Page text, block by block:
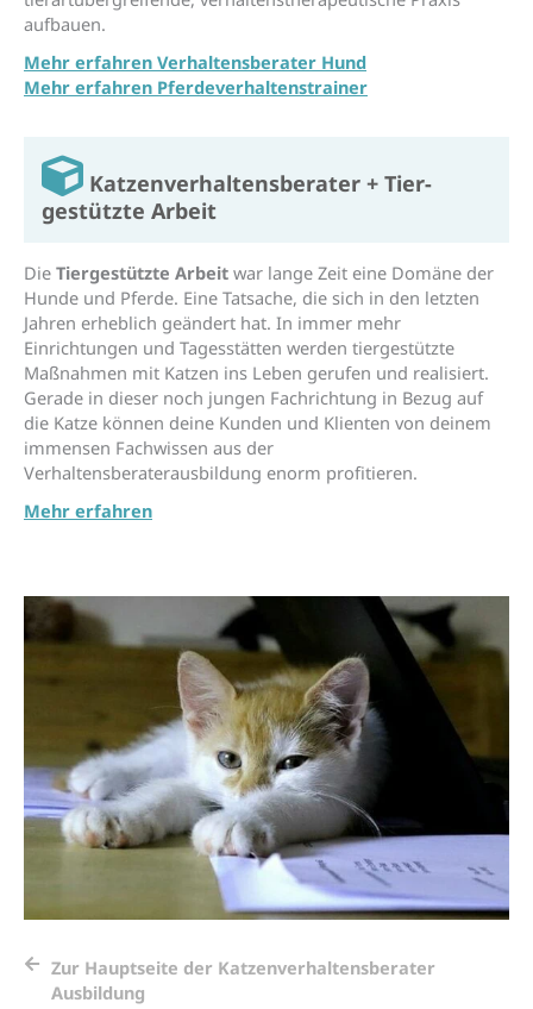
aufbauen.
Mehr erfahren Verhaltensberater Hund
Mehr erfahren Pferdeverhaltenstrainer
Katzen­verhaltens­berater + Tier­
gestützte Arbeit
Die Tiergestützte Arbeit war lange Zeit eine Domäne der
Hunde und Pferde. Eine Tatsache, die sich in den letzten
Jahren erheblich geändert hat. In immer mehr
Einrichtungen und Tagesstätten werden tiergestützte
Maßnahmen mit Katzen ins Leben gerufen und realisiert.
Gerade in dieser noch jungen Fachrichtung in Bezug auf
die Katze können deine Kunden und Klienten von deinem
immensen Fachwissen aus der
Verhaltensberaterausbildung enorm profitieren.
Mehr erfahren
Zur Hauptseite der Katzenverhaltensberater
Ausbildung